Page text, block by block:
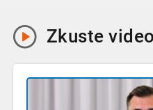
Zkuste